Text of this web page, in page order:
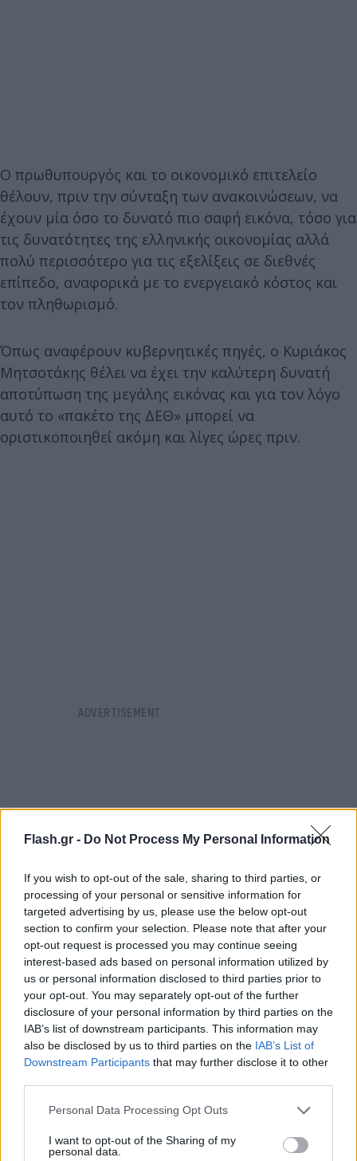
Flash.gr - Do Not Process My Personal Information
If you wish to opt-out of the sale, sharing to third parties, or
processing of your personal or sensitive information for
targeted advertising by us, please use the below opt-out
section to confirm your selection. Please note that after your
opt-out request is processed you may continue seeing
interest-based ads based on personal information utilized by
us or personal information disclosed to third parties prior to
your opt-out. You may separately opt-out of the further
disclosure of your personal information by third parties on the
IAB’s list of downstream participants. This information may
also be disclosed by us to third parties on the IAB’s List of
Downstream Participants that may further disclose it to other
Please note that this website/app uses one or more Google
not limited to your visit or usage behaviour. You may click to
grant or deny consent to Google and its third-party tags to
Personal Data Processing Opt Outs
I want to opt-out of the Sharing of my
personal data.
Ο πρωθυπουργός και το οικονομικό επιτελείο
θέλουν, πριν την σύνταξη των ανακοινώσεων, να
έχουν μία όσο το δυνατό πιο σαφή εικόνα, τόσο για
τις δυνατότητες της ελληνικής οικονομίας αλλά
πολύ περισσότερο για τις εξελίξεις σε διεθνές
επίπεδο, αναφορικά με το ενεργειακό κόστος και
τον πληθωρισμό.
Όπως αναφέρουν κυβερνητικές πηγές, ο Κυριάκος
Μητσοτάκης θέλει να έχει την καλύτερη δυνατή
αποτύπωση της μεγάλης εικόνας και για τον λόγο
αυτό το «πακέτο της ΔΕΘ» μπορεί να
οριστικοποιηθεί ακόμη και λίγες ώρες πριν.
Όπως έχει άλλωστε δηλώσει ο υπουργός
Οικονομικών Χρήστος Σταϊκούρας κατ’ επανάληψη,
στο τραπέζι υπάρχουν μία σειρά προτάσεων,
πλήρως κοστολογημένων, από τις οποίες ο
πρωθυπουργός θα κάνει τις επιλογές με βάση τις
δυνατότητες της ελληνικής οικονομίας.